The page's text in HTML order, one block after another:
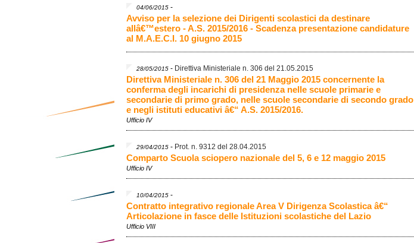
04/06/2015 -
Avviso per la selezione dei Dirigenti scolastici da destinare
allâ€™estero - A.S. 2015/2016 - Scadenza presentazione candidature
al M.A.E.C.I. 10 giugno 2015
28/05/2015 - Direttiva Ministeriale n. 306 del 21.05.2015
Direttiva Ministeriale n. 306 del 21 Maggio 2015 concernente la
conferma degli incarichi di presidenza nelle scuole primarie e
secondarie di primo grado, nelle scuole secondarie di secondo grado
e negli istituti educativi â€“ A.S. 2015/2016.
Ufficio IV
29/04/2015 - Prot. n. 9312 del 28.04.2015
Comparto Scuola sciopero nazionale del 5, 6 e 12 maggio 2015
Ufficio IV
10/04/2015 -
Contratto integrativo regionale Area V Dirigenza Scolastica â€“
Articolazione in fasce delle Istituzioni scolastiche del Lazio
Ufficio VIII